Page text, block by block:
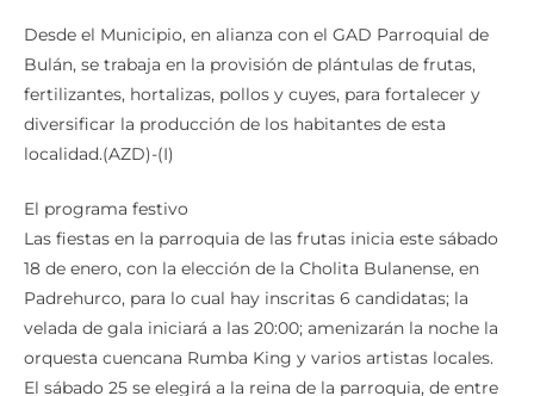
Desde el Municipio, en alianza con el GAD Parroquial de
Bulán, se trabaja en la provisión de plántulas de frutas,
fertilizantes, hortalizas, pollos y cuyes, para fortalecer y
diversificar la producción de los habitantes de esta
localidad.(AZD)-(I)
El programa festivo
Las fiestas en la parroquia de las frutas inicia este sábado
18 de enero, con la elección de la Cholita Bulanense, en
Padrehurco, para lo cual hay inscritas 6 candidatas; la
velada de gala iniciará a las 20:00; amenizarán la noche la
orquesta cuencana Rumba King y varios artistas locales.
El sábado 25 se elegirá a la reina de la parroquia, de entre